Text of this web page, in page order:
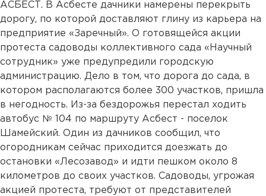
АСБЕСТ. В Асбесте дачники намерены перекрыть
дорогу, по которой доставляют глину из карьера на
предприятие «Заречный». О готовящейся акции
протеста садоводы коллективного сада «Научный
сотрудник» уже предупредили городскую
администрацию. Дело в том, что дорога до сада, в
котором располагаются более 300 участков, пришла
в негодность. Из-за бездорожья перестал ходить
автобус № 104 по маршруту Асбест - поселок
Шамейский. Один из дачников сообщил, что
огородникам сейчас приходится доезжать до
остановки «Лесозавод» и идти пешком около 8
километров до своих участков. Садоводы, угрожая
акцией протеста, требуют от представителей